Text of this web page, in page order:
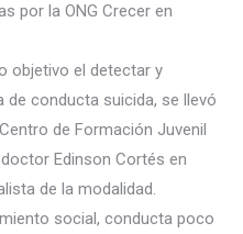
por la ONG Crecer en
objetivo el detectar y
conducta suicida, se llevó
de Formación Juvenil
Edinson Cortés en
de la modalidad.
social, conducta poco